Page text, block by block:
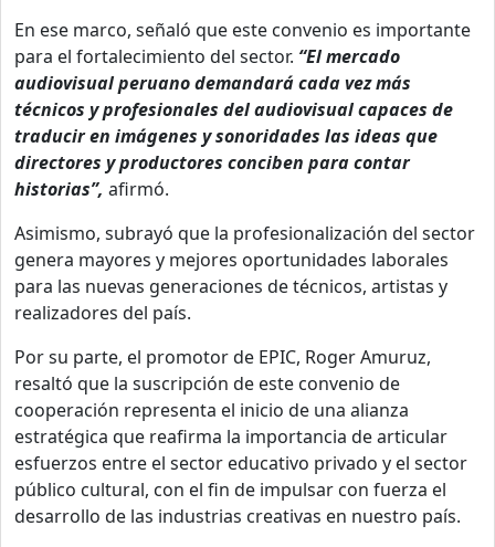
En ese marco, señaló que este convenio es importante
para el fortalecimiento del sector. “El mercado
audiovisual peruano demandará cada vez más
técnicos y profesionales del audiovisual capaces de
traducir en imágenes y sonoridades las ideas que
directores y productores conciben para contar
historias”, afirmó.
Asimismo, subrayó que la profesionalización del sector
genera mayores y mejores oportunidades laborales
para las nuevas generaciones de técnicos, artistas y
realizadores del país.
Por su parte, el promotor de EPIC, Roger Amuruz,
resaltó que la suscripción de este convenio de
cooperación representa el inicio de una alianza
estratégica que reafirma la importancia de articular
esfuerzos entre el sector educativo privado y el sector
público cultural, con el fin de impulsar con fuerza el
desarrollo de las industrias creativas en nuestro país.